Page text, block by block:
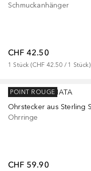
Schmuckanhänger
CHF 42.50
1 Stück (CHF 42.50 / 1 Stück)
RAFAELA DONATA
Ohrringe
CHF 59.90
POINT ROUGE